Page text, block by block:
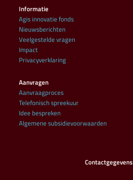
Informatie
Agis innovatie fonds
Nieuwsberichten
Veelgestelde vragen
Impact
Privacyverklaring
Aanvragen
Aanvraagproces
Telefonisch spreekuur
Idee bespreken
Algemene subsidievoorwaarden
Contactgegevens